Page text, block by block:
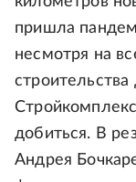
пришла
несмотря на
добиться. В
Андрея